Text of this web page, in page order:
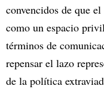
convencidos de que
como un espacio
términos de
repensar el lazo
de la política